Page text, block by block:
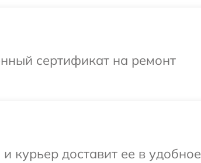
сертификат на ремонт
доставит ее в удобное